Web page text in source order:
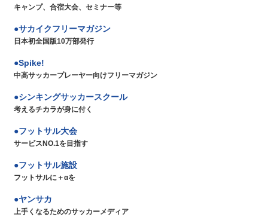
キャンプ、合宿大会、セミナー等
サカイクフリーマガジン
日本初全国版10万部発行
Spike!
中高サッカープレーヤー向けフリーマガジン
シンキングサッカースクール
考えるチカラが身に付く
フットサル大会
サービスNO.1を目指す
フットサル施設
フットサルに＋αを
ヤンサカ
上手くなるためのサッカーメディア